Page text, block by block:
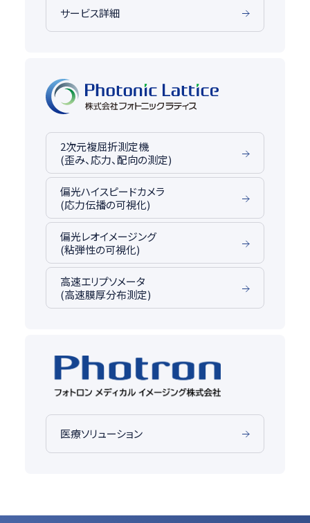
サービス詳細
2次元複屈折測定機
(歪み、応力、配向の測定)
偏光ハイスピードカメラ
(応力伝播の可視化)
偏光レオイメージング
(粘弾性の可視化)
高速エリプソメータ
(高速膜厚分布測定)
医療ソリューション